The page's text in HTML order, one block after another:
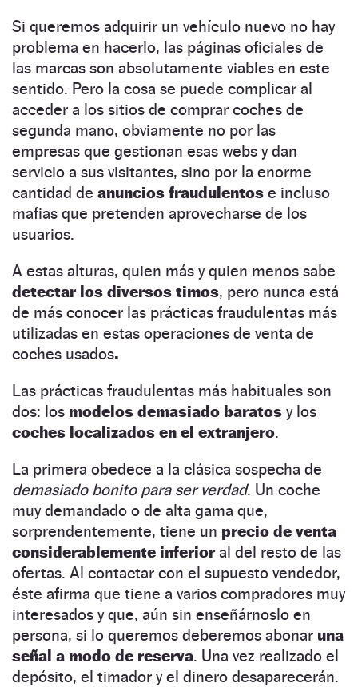
Si queremos adquirir un vehículo nuevo no hay
problema en hacerlo, las páginas oficiales de
las marcas son absolutamente viables en este
sentido. Pero la cosa se puede complicar al
acceder a los sitios de comprar coches de
segunda mano, obviamente no por las
empresas que gestionan esas webs y dan
servicio a sus visitantes, sino por la enorme
cantidad de anuncios fraudulentos e incluso
mafias que pretenden aprovecharse de los
usuarios.
A estas alturas, quien más y quien menos sabe
detectar los diversos timos, pero nunca está
de más conocer las prácticas fraudulentas más
utilizadas en estas operaciones de venta de
coches usados.
Las prácticas fraudulentas más habituales son
dos: los modelos demasiado baratos y los
coches localizados en el extranjero.
La primera obedece a la clásica sospecha de
demasiado bonito para ser verdad. Un coche
muy demandado o de alta gama que,
sorprendentemente, tiene un precio de venta
considerablemente inferioral del resto de las
ofertas. Al contactar con el supuesto vendedor,
éste afirma que tiene a varios compradores muy
interesados y que, aún sin enseñárnoslo en
persona, si lo queremos deberemos abonar una
señal a modo de reserva. Una vez realizado el
depósito, el timador y el dinero desaparecerán.